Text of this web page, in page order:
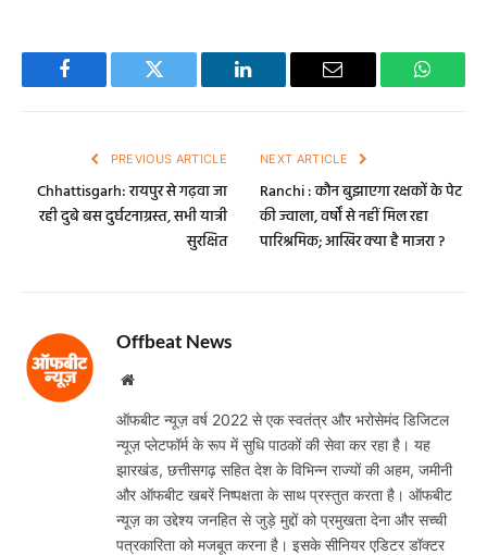
Facebook Twitter LinkedIn Email
PREVIOUS ARTICLE
Chhattisgarh: रायपुर से गढ़वा जा
रही दुबे बस दुर्घटनाग्रस्त, सभी यात्री
सुरक्षित
NEXT ARTICLE
Ranchi : कौन बुझाएगा रक्षकों के पेट
की ज्वाला, वर्षों से नहीं मिल रहा
पारिश्रमिक; आखिर क्या है माजरा ?
Offbeat News
Website
ऑफबीट न्यूज़ वर्ष 2022 से एक स्वतंत्र और भरोसेमंद डिजिटल
न्यूज़ प्लेटफॉर्म के रूप में सुधि पाठकों की सेवा कर रहा है। यह
झारखंड, छत्तीसगढ़ सहित देश के विभिन्न राज्यों की अहम, जमीनी
और ऑफबीट खबरें निष्पक्षता के साथ प्रस्तुत करता है। ऑफबीट
न्यूज़ का उद्देश्य जनहित से जुड़े मुद्दों को प्रमुखता देना और सच्ची
पत्रकारिता को मजबूत करना है। इसके सीनियर एडिटर डॉक्टर